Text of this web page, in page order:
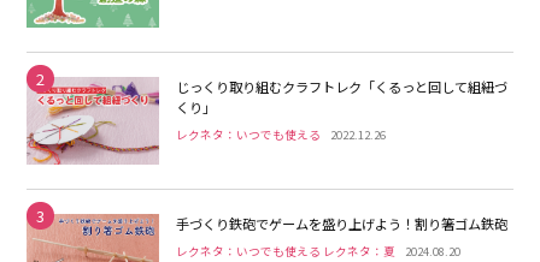
2
じっくり取り組むクラフトレク「くるっと回して組紐づ
くり」
レクネタ：いつでも使える 2022.12.26
3 手づくり鉄砲でゲームを盛り上げよう！割り箸ゴム鉄砲
レクネタ：いつでも使える レクネタ：夏 2024.08.20